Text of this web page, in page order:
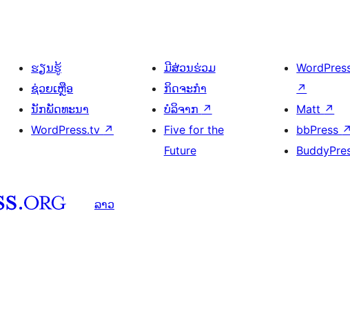
ຮຽນຮູ້
ຊ່ວຍເຫຼືອ
ນັກພັດທະນາ
WordPress.tv ↗
ມີສ່ວນຮ່ວມ
ກິດຈະກຳ
ບໍລິຈາກ ↗
Five for the
Future
↗
Matt ↗
bbPress ↗
ລາວ